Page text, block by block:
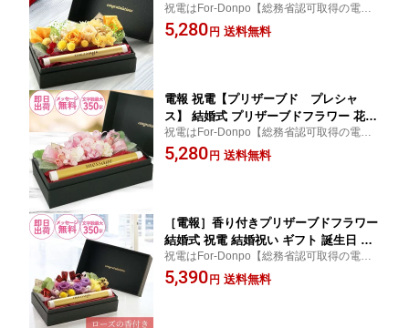
報 ウエディング ギフト プレゼント イ
エロー オレンジ 花 即日発送 あす楽
祝電はFor-Donpo【総務省認可取得の電報
サービス】【送料無料】結婚式 電報 おしゃ
れ 定番 花 プリザーブドフラワー ギフト プ
5,280 円 送料無料
電報 祝電【プリザーブド プレシャ
ス】 結婚式 プリザーブドフラワー 花
おしゃれ お祝い電報 誕生日 かわいい
ギフト プレゼント 即日発送 あす楽
祝電はFor-Donpo【総務省認可取得の電報
サービス】【送料無料】結婚式 電報 おしゃ
れ 定番 花 プリザーブドフラワー ギフト プ
5,280 円 送料無料
［電報］香り付きプリザーブドフラワー
結婚式 祝電 結婚祝い ギフト 誕生日 お
祝い電報 花 就任 昇進 受章【プリザー
ブド ローズの香 紫】
祝電はFor-Donpo【総務省認可取得の電報
サービス】【送料無料】結婚式 電報 おしゃ
れ 定番 花 プリザーブドフラワー ギフト プ
5,390 円 送料無料